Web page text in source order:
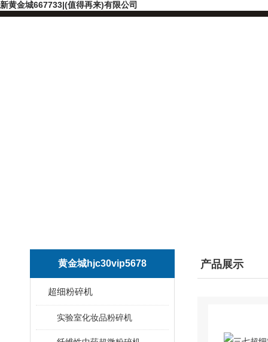
新黄金城667733|(值得再来)有限公司
黄金城hjc30vip5678
超细粉碎机
实验室化妆品粉碎机
产品展示